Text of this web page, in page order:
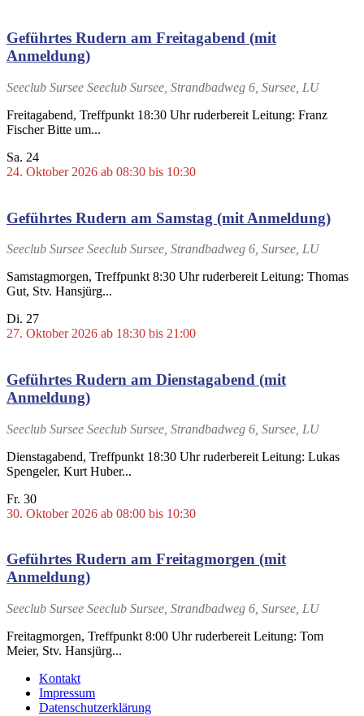
Geführtes Rudern am Freitagabend (mit
Anmeldung)
Seeclub Sursee Seeclub Sursee, Strandbadweg 6, Sursee, LU
Freitagabend, Treffpunkt 18:30 Uhr ruderbereit Leitung: Franz
Fischer Bitte um...
Sa. 24
24. Oktober 2026 ab 08:30 bis 10:30
Geführtes Rudern am Samstag (mit Anmeldung)
Seeclub Sursee Seeclub Sursee, Strandbadweg 6, Sursee, LU
Samstagmorgen, Treffpunkt 8:30 Uhr ruderbereit Leitung: Thomas
Gut, Stv. Hansjürg...
Di. 27
27. Oktober 2026 ab 18:30 bis 21:00
Geführtes Rudern am Dienstagabend (mit
Anmeldung)
Seeclub Sursee Seeclub Sursee, Strandbadweg 6, Sursee, LU
Dienstagabend, Treffpunkt 18:30 Uhr ruderbereit Leitung: Lukas
Spengeler, Kurt Huber...
Fr. 30
30. Oktober 2026 ab 08:00 bis 10:30
Geführtes Rudern am Freitagmorgen (mit
Anmeldung)
Seeclub Sursee Seeclub Sursee, Strandbadweg 6, Sursee, LU
Freitagmorgen, Treffpunkt 8:00 Uhr ruderbereit Leitung: Tom
Meier, Stv. Hansjürg...
Kontakt
Impressum
Datenschutzerklärung